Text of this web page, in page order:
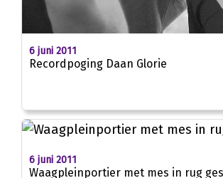
6 juni 2011
Recordpoging Daan Glorie
6 juni 2011
Waagpleinportier met mes in rug